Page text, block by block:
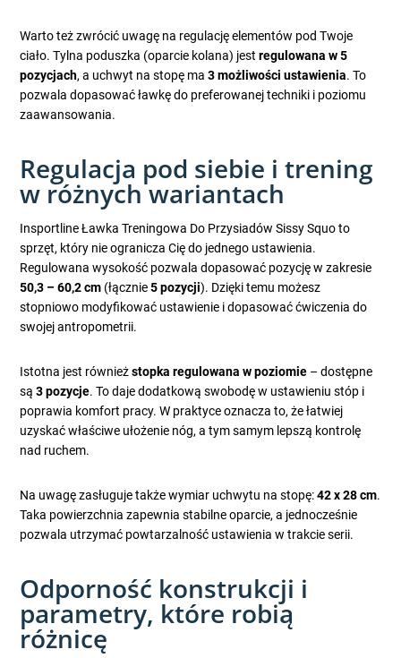
Warto też zwrócić uwagę na regulację elementów pod Twoje
ciało. Tylna poduszka (oparcie kolana) jestregulowana w 5
pozycjach, a uchwyt na stopę ma3 możliwości ustawienia. To
pozwala dopasować ławkę do preferowanej techniki i poziomu
zaawansowania.
Regulacja pod siebie i trening
w różnych wariantach
Insportline Ławka Treningowa Do Przysiadów Sissy Squo to
sprzęt, który nie ogranicza Cię do jednego ustawienia.
Regulowana wysokość pozwala dopasować pozycję w zakresie
50,3 – 60,2 cm (łącznie5 pozycji). Dzięki temu możesz
stopniowo modyfikować ustawienie i dopasować ćwiczenia do
swojej antropometrii.
Istotna jest równieżstopka regulowana w poziomie – dostępne
są3 pozycje. To daje dodatkową swobodę w ustawieniu stóp i
poprawia komfort pracy. W praktyce oznacza to, że łatwiej
uzyskać właściwe ułożenie nóg, a tym samym lepszą kontrolę
nad ruchem.
Na uwagę zasługuje także wymiar uchwytu na stopę:42 x 28 cm.
Taka powierzchnia zapewnia stabilne oparcie, a jednocześnie
pozwala utrzymać powtarzalność ustawienia w trakcie serii.
Odporność konstrukcji i
parametry, które robią
różnicę